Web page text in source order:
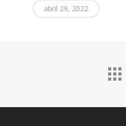
abril 29, 2022